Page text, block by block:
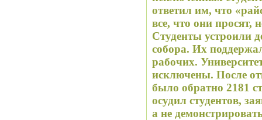
ответил им, что
все, что они просят,
Студенты устроили
собора. Их
рабочих.
исключены. После
было обратно 2181
осудил студентов,
а не